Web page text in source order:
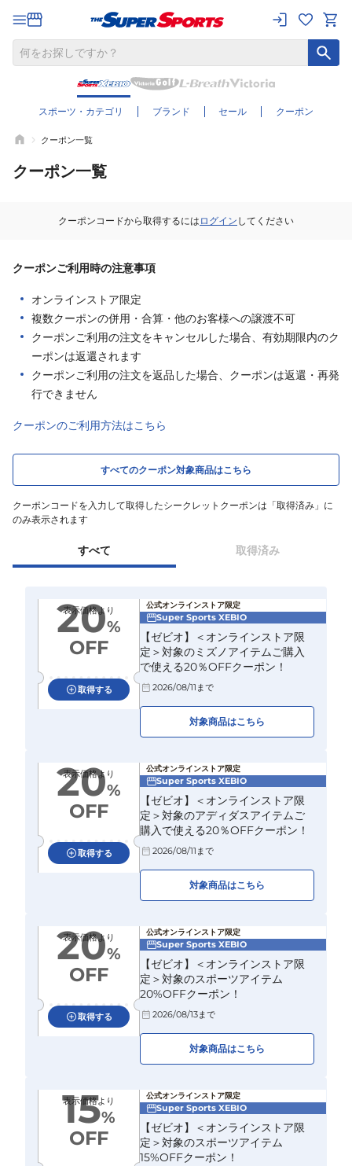
スポーツ・カテゴリ ブランド セール クーポン
クーポン一覧
クーポン一覧
クーポンコードから取得するには ログイン してください
クーポンご利用時の注意事項
オンラインストア限定
複数クーポンの併用・合算・他のお客様への譲渡不可
クーポンご利用の注文をキャンセルした場合、有効期限内のク
ーポンは返還されます
クーポンご利用の注文を返品した場合、クーポンは返還・再発
行できません
クーポンのご利用方法はこちら
すべてのクーポン対象商品はこちら
クーポンコードを入力して取得したシークレットクーポンは「取得済み」に
のみ表示されます
すべて 取得済み
表示価格より
20%
OFF
取得する
公式オンラインストア限定
Super Sports XEBIO
【ゼビオ】＜オンラインストア限
定＞対象のミズノアイテムご購入
で使える20％OFFクーポン！
2026/08/11 まで
対象商品はこちら
表示価格より
20%
OFF
取得する
公式オンラインストア限定
Super Sports XEBIO
【ゼビオ】＜オンラインストア限
定＞対象のアディダスアイテムご
購入で使える20％OFFクーポン！
2026/08/11 まで
対象商品はこちら
表示価格より
20%
OFF
取得する
公式オンラインストア限定
Super Sports XEBIO
【ゼビオ】＜オンラインストア限
定＞対象のスポーツアイテム
20%OFFクーポン！
2026/08/13まで
対象商品はこちら
表示価格より
15%
OFF
公式オンラインストア限定
Super Sports XEBIO
【ゼビオ】＜オンラインストア限
定＞対象のスポーツアイテム
15%OFFクーポン！